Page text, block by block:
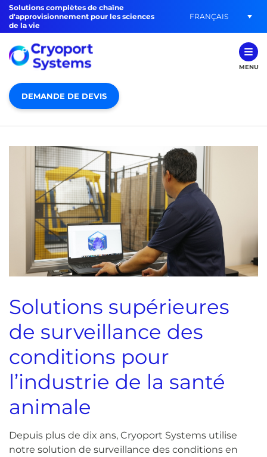
Solutions complètes de chaîne
d'approvisionnement pour les sciences
de la vie
FRANÇAIS
MENU
DEMANDE DE DEVIS
Solutions supérieures
de surveillance des
conditions pour
l’industrie de la santé
animale
Depuis plus de dix ans, Cryoport Systems utilise
notre solution de surveillance des conditions en